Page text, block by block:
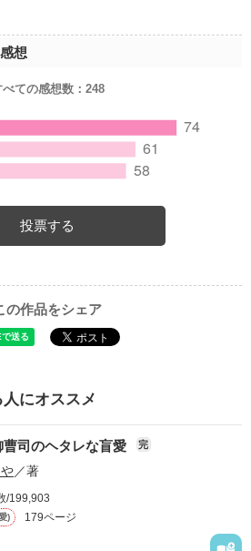
想
べての感想数： 248
投票する
の作品をシェア
にオススメ
曹司のヘタレな盲愛 完
／著
/199,903
) 179ページ